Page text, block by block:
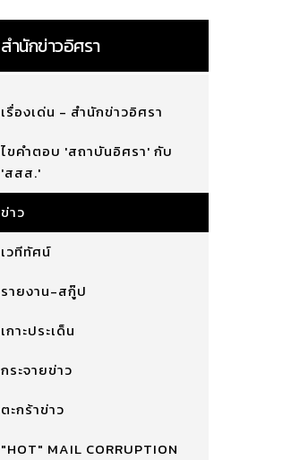
สำนักข่าวอิศรา
เรื่องเด่น - สำนักข่าวอิศรา
ไขคำตอบ 'สถาบันอิศรา' กับ
'สสส.'
ข่าว
เวทีทัศน์
รายงาน-สกู๊ป
เกาะประเด็น
กระจายข่าว
ตะกร้าข่าว
"HOT" MAIL CORRUPTION